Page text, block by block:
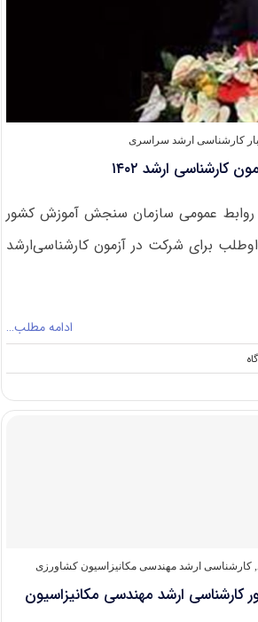
ماه
۱۴۰۱
کارشناسی ارشد سراسری
عمومی سازمان سنجش آموزش کشور
۴۷۰ هزار داوطلب برای شرکت در آزمون کارشناسی‌ارشد
ادامه مطلب…
on
ثبت
۴۷۰
,کارشناسی ارشد مهندسی مکانیزاسیون کشاورزی
کارشناسی ارشد مهندسی مکانیزاسیون